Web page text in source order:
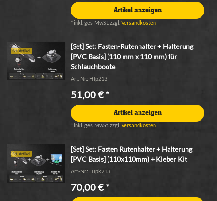
Artikel anzeigen
* inkl. ges. MwSt. zzgl.Versandkosten
Set-Artikel
[Set] Set: Fasten-Rutenhalter + Halterung
[PVC Basis] (110 mm x 110 mm) für
Schlauchboote
Art.-Nr.: HTp213
51,00 € *
Artikel anzeigen
* inkl. ges. MwSt. zzgl.Versandkosten
Set-Artikel
[Set] Set: Fasten Rutenhalter + Halterung
[PVC Basis] (110x110mm) + Kleber Kit
Art.-Nr.: HTpk213
70,00 € *